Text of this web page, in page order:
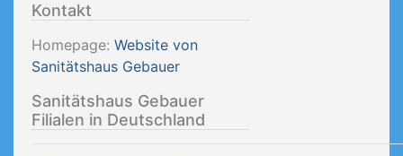
Kontakt
Homepage: Website von
Sanitätshaus Gebauer
Sanitätshaus Gebauer
Filialen in Deutschland